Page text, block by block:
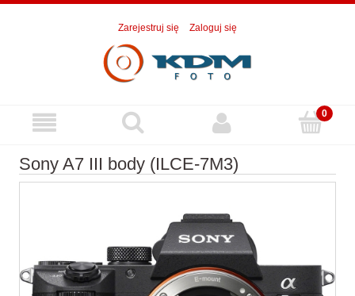
Zarejestruj się Zaloguj się
Sony A7 III body (ILCE-7M3)